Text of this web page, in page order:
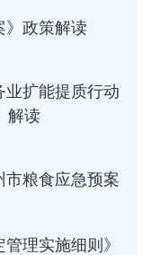
》政策解读
业扩能提质行动
解读
市粮食应急预案
理实施细则》